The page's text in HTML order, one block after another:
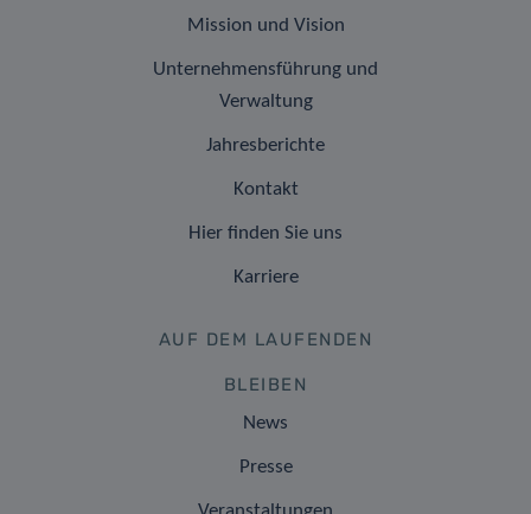
Mission und Vision
Unternehmensführung und
Verwaltung
Jahresberichte
Kontakt
Hier finden Sie uns
Karriere
AUF DEM LAUFENDEN
BLEIBEN
News
Presse